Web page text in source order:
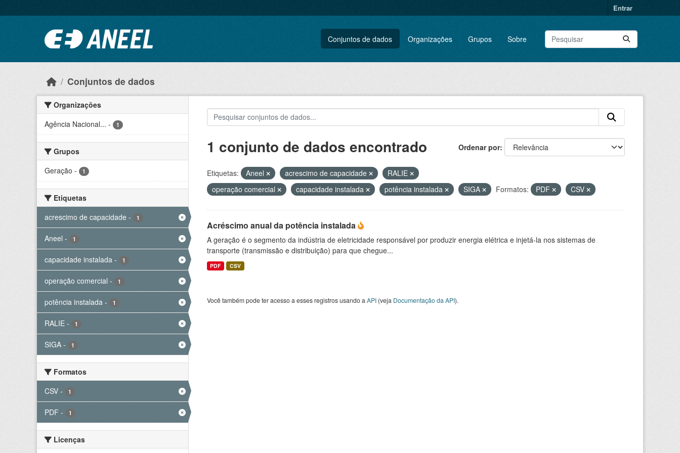
Entrar
Conjuntos de dados Organizações Grupos Sobre
Conjuntos de dados
Organizações
Agência Nacional... - 1
Grupos
Geração - 1
Etiquetas
acrescimo de capacidade - 1
Aneel - 1
capacidade instalada - 1
operação comercial - 1
potência instalada - 1
RALIE - 1
SIGA - 1
Formatos
CSV - 1
PDF - 1
Licenças
Ordenar por
1 conjunto de dados encontrado
Etiquetas: Aneel acrescimo de capacidade
RALIE
operação comercial
capacidade instalada potência instalada SIGA Formatos: PDF CSV
Acréscimo anual da potência instalada
A geração é o segmento da indústria de eletricidade responsável por produzir energia elétrica e injetá-la nos sistemas de
transporte (transmissão e distribuição) para que chegue...
PDF CSV
Você também pode ter acesso a esses registros usando a API(veja Documentação da API).